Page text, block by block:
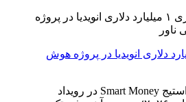
۱ میلیارد دلاری انویدیا در پروژه هوش